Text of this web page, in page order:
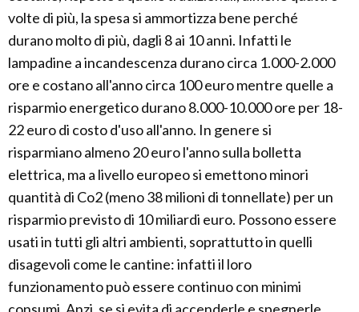
volte di più, la spesa si ammortizza bene perché
durano molto di più, dagli 8 ai 10 anni. Infatti le
lampadine a incandescenza durano circa 1.000-2.000
ore e costano all'anno circa 100 euro mentre quelle a
risparmio energetico durano 8.000-10.000 ore per 18-
22 euro di costo d'uso all'anno. In genere si
risparmiano almeno 20 euro l'anno sulla bolletta
elettrica, ma a livello europeo si emettono minori
quantità di Co2 (meno 38 milioni di tonnellate) per un
risparmio previsto di 10 miliardi euro. Possono essere
usati in tutti gli altri ambienti, soprattutto in quelli
disagevoli come le cantine: infatti il loro
funzionamento può essere continuo con minimi